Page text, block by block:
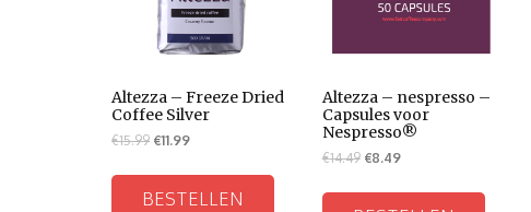
Altezza – Freeze Dried
Coffee Silver
€15.99 €11.99
BESTELLEN
Altezza – nespresso –
Capsules voor
Nespresso®
€14.49 €8.49